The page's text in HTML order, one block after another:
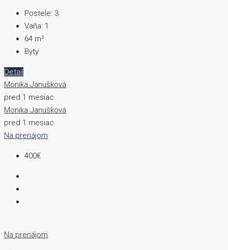
Postele: 3
Vaňa: 1
64 m²
Byty
Detail
Monika Janušková
pred 1 mesiac
Monika Janušková
pred 1 mesiac
Na prenájom
400€
Na prenájom